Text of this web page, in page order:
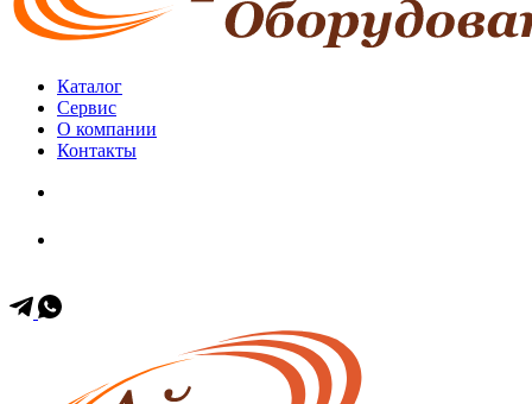
Каталог
Сервис
О компании
Контакты